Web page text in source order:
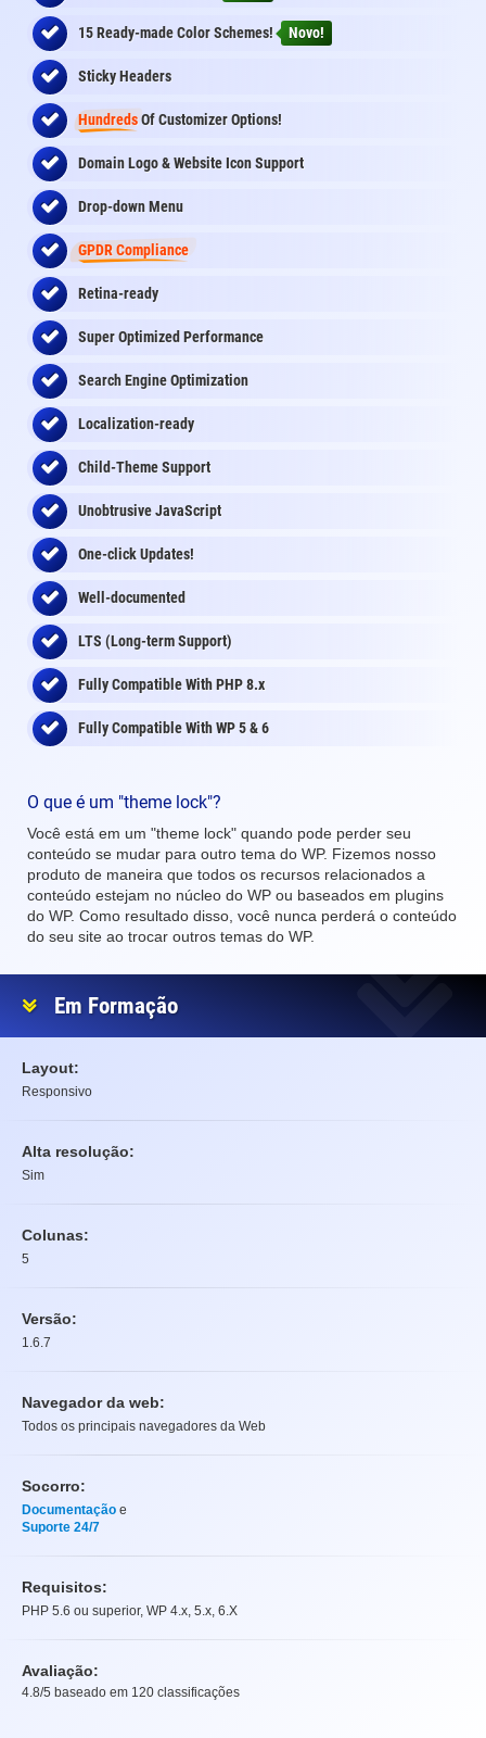
15 Ready-made Color Schemes! Novo!
Sticky Headers
HundredsOf Customizer Options!
Domain Logo & Website Icon Support
Drop-down Menu
GPDR Compliance
Retina-ready
Super Optimized Performance
Search Engine Optimization
Localization-ready
Child-Theme Support
Unobtrusive JavaScript
One-click Updates!
Well-documented
LTS (Long-term Support)
Fully Compatible With PHP 8.x
Fully Compatible With WP 5 & 6
O que é um "theme lock"?
Você está em um "theme lock" quando pode perder seu
conteúdo se mudar para outro tema do WP. Fizemos nosso
produto de maneira que todos os recursos relacionados a
conteúdo estejam no núcleo do WP ou baseados em plugins
do WP. Como resultado disso, você nunca perderá o conteúdo
do seu site ao trocar outros temas do WP.
Em Formação
Layout:
Responsivo
Alta resolução:
Sim
Colunas:
5
Versão:
1.6.7
Navegador da web:
Todos os principais navegadores da Web
Socorro:
Documentação e
Suporte 24/7
Requisitos:
PHP 5.6 ou superior, WP 4.x, 5.x, 6.X
Avaliação:
4.8/5 baseado em 120 classificações